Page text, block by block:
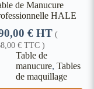
de Manucure
HALE
€ HT (
€ TTC )
Table de
manucure, Tables
de maquillage